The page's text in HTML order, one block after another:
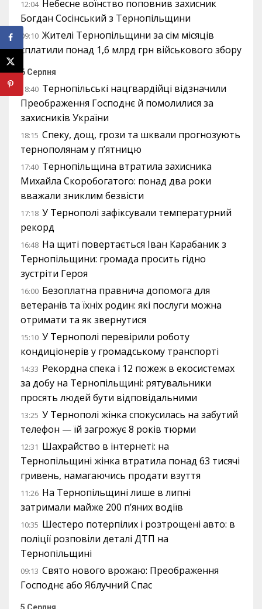
12:04 Небесне воїнство поповнив захисник
Богдан Сосінський з Тернопільщини
09:10 Жителі Тернопільщини за сім місяців
сплатили понад 1,6 млрд грн військового збору
6 Серпня
18:40 Тернопільські нацгвардійці відзначили
Преображення Господнє й помолилися за
захисників України
18:15 Спеку, дощ, грози та шквали прогнозують
тернополянам у п’ятницю
17:40 Тернопільщина втратила захисника
Михайла Скоробогатого: понад два роки
вважали зниклим безвісти
17:18 У Тернополі зафіксували температурний
рекорд
16:48 На щиті повертається Іван Карабаник з
Тернопільщини: громада просить гідно
зустріти Героя
16:00 Безоплатна правнича допомога для
ветеранів та їхніх родин: які послуги можна
отримати та як звернутися
15:10 У Тернополі перевірили роботу
кондиціонерів у громадському транспорті
14:33 Рекордна спека і 12 пожеж в екосистемах
за добу на Тернопільщині: рятувальники
просять людей бути відповідальними
13:25 У Тернополі жінка спокусилась на забутий
телефон — їй загрожує 8 років тюрми
12:31 Шахрайство в інтернеті: на
Тернопільщині жінка втратила понад 63 тисячі
гривень, намагаючись продати взуття
11:26 На Тернопільщині лише в липні
затримали майже 200 п’яних водіїв
10:35 Шестеро потерпілих і розтрощені авто: в
поліції розповіли деталі ДТП на
Тернопільщині
09:13 Свято нового врожаю: Преображення
Господнє або Яблучний Спас